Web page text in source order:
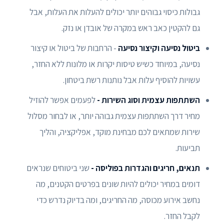
גבולות כיסוי גבוהים יותר יכולים להעלות את העלות, אבל
גם להקטין כאב ראש במקרה של אובדן או נזק.
ביטול נסיעה וקיצור נסיעה - הרחבות של ביטול או קיצור
נסיעה, במיוחד כשיש טיסות יקרות או מלונות ללא החזר,
עשויות להוסיף עלות אבל נותנות רשת ביטחון.
השתתפות עצמית וסוג השירות -לפעמים אפשר להוזיל
מחיר דרך השתתפות עצמית גבוהה יותר, או לבחור מסלול
שירות שמתאים לכם מבחינת מוקד, אפליקציה, והליך
תביעות.
תנאים, חריגים והגדרות בפוליסה - שני ביטוחים שנראים
דומים במחיר יכולים להיות שונים בפרטים הקטנים, מה
נחשב אירוע מכוסה, מה החריגים, ומה בדיוק נדרש כדי
לקבל החזר.